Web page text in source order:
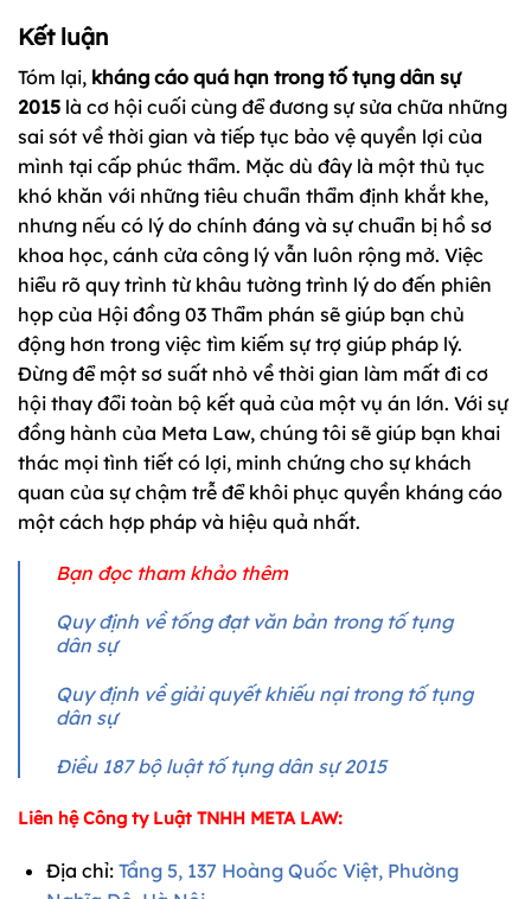
Kết luận
Tóm lại, kháng cáo quá hạn trong tố tụng dân sự
2015 là cơ hội cuối cùng để đương sự sửa chữa những
sai sót về thời gian và tiếp tục bảo vệ quyền lợi của
mình tại cấp phúc thẩm. Mặc dù đây là một thủ tục
khó khăn với những tiêu chuẩn thẩm định khắt khe,
nhưng nếu có lý do chính đáng và sự chuẩn bị hồ sơ
khoa học, cánh cửa công lý vẫn luôn rộng mở. Việc
hiểu rõ quy trình từ khâu tường trình lý do đến phiên
họp của Hội đồng 03 Thẩm phán sẽ giúp bạn chủ
động hơn trong việc tìm kiếm sự trợ giúp pháp lý.
Đừng để một sơ suất nhỏ về thời gian làm mất đi cơ
hội thay đổi toàn bộ kết quả của một vụ án lớn. Với sự
đồng hành của Meta Law, chúng tôi sẽ giúp bạn khai
thác mọi tình tiết có lợi, minh chứng cho sự khách
quan của sự chậm trễ để khôi phục quyền kháng cáo
một cách hợp pháp và hiệu quả nhất.
Bạn đọc tham khảo thêm
Quy định về tống đạt văn bản trong tố tụng
dân sự
Quy định về giải quyết khiếu nại trong tố tụng
dân sự
Điều 187 bộ luật tố tụng dân sự 2015
Liên hệ Công ty Luật TNHH META LAW:
Địa chỉ: Tầng 5, 137 Hoàng Quốc Việt, Phường